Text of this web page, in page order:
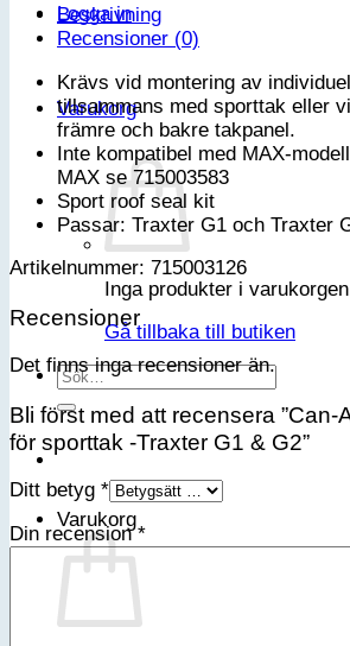
Logga in
Varukorg
Inga produkter i
Gå tillbaka till butiken
Sök
Varukorg
Traxter
G1
G2
mängd
Beskrivning
Recensioner (0)
Krävs vid montering av
tillsammans med sporttak eller
främre och bakre takpanel.
Inte kompatibel med MAX-
MAX se 715003583
Sport roof seal kit
Passar: Traxter G1 och Traxter
Artikelnummer: 715003126
Recensioner
Det finns inga recensioner än.
Bli först med att recensera ”Can-
för sporttak -Traxter G1 & G2”
Ditt betyg *
Din recension*